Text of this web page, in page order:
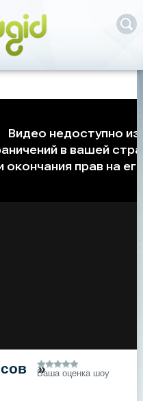
»
Ваша оценка шоу